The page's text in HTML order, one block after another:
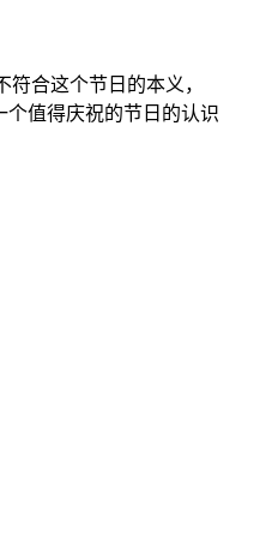
符合这个节日的本义，
个值得庆祝的节日的认识